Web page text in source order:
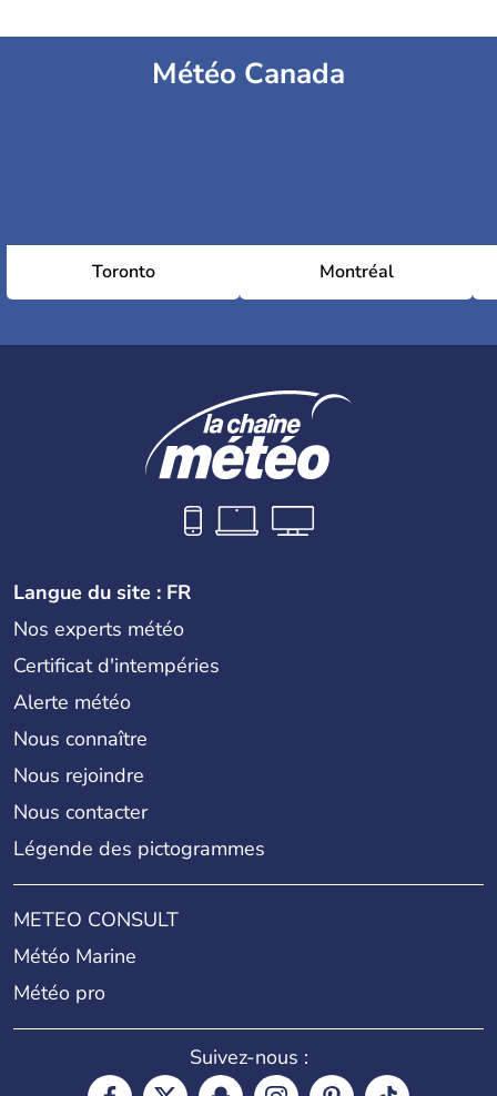
Météo Canada
Toronto Montréal
Langue du site : FR
Nos experts météo
Certificat d'intempéries
Alerte météo
Nous connaître
Nous rejoindre
Nous contacter
Légende des pictogrammes
METEO CONSULT
Météo Marine
Météo pro
Suivez-nous :